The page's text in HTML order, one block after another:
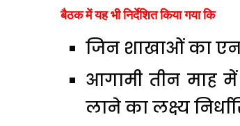
बैठक में यह भी निर्देशित किया गया कि
जिन शाखाओं का
आगामी तीन माह
लाने का लक्ष्य